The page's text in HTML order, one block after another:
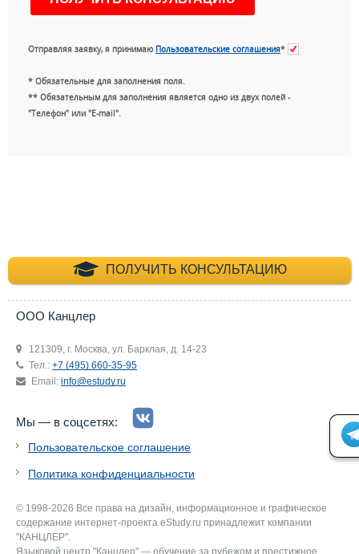
Отправляя заявку, я принимаю Пользовательские соглашения*
* Обязательные для заполнения поля.
** Обязательным для заполнения является одно из двух полей -
"Телефон" или "E-mail".
ПОЛУЧИТЬ КОНСУЛЬТАЦИЮ
+7 (495) 660-35-
ООО Канцлер
121309, г. Москва, ул. Барклая, д. 14-23
Тел.: +7 (495) 660-35-95
Email: info@estudy.ru
Мы — в соцсетях:
Пользовательское соглашение
Политика конфиденциальности
© 1998-2026 Все права на дизайн, информационное и графическое
содержание интернет-проекта eStudy.ru принадлежит компании
"КАНЦЛЕР".
Языковой центр "Канцлер" — обучение за рубежом и престижное